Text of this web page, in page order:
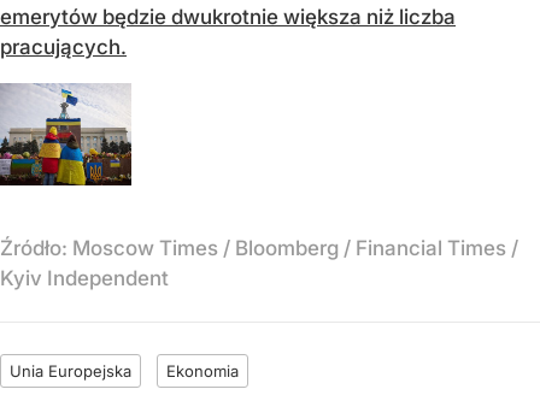
emerytów będzie dwukrotnie większa niż liczba
pracujących.
Źródło: Moscow Times / Bloomberg / Financial Times /
Kyiv Independent
Unia Europejska Ekonomia